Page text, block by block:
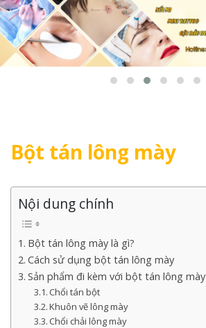
Bột tán lông mày
Nội dung chính
Bột tán lông mày là gì?
Cách sử dụng bột tán lông mày
Sản phẩm đi kèm với bột tán lông mày
Chổi tán bột
Khuôn vẽ lông mày
Chổi chải lông mày